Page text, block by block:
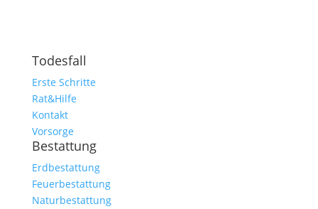
Todesfall
Erste Schritte
Rat&Hilfe
Kontakt
Vorsorge
Bestattung
Erdbestattung
Feuerbestattung
Naturbestattung